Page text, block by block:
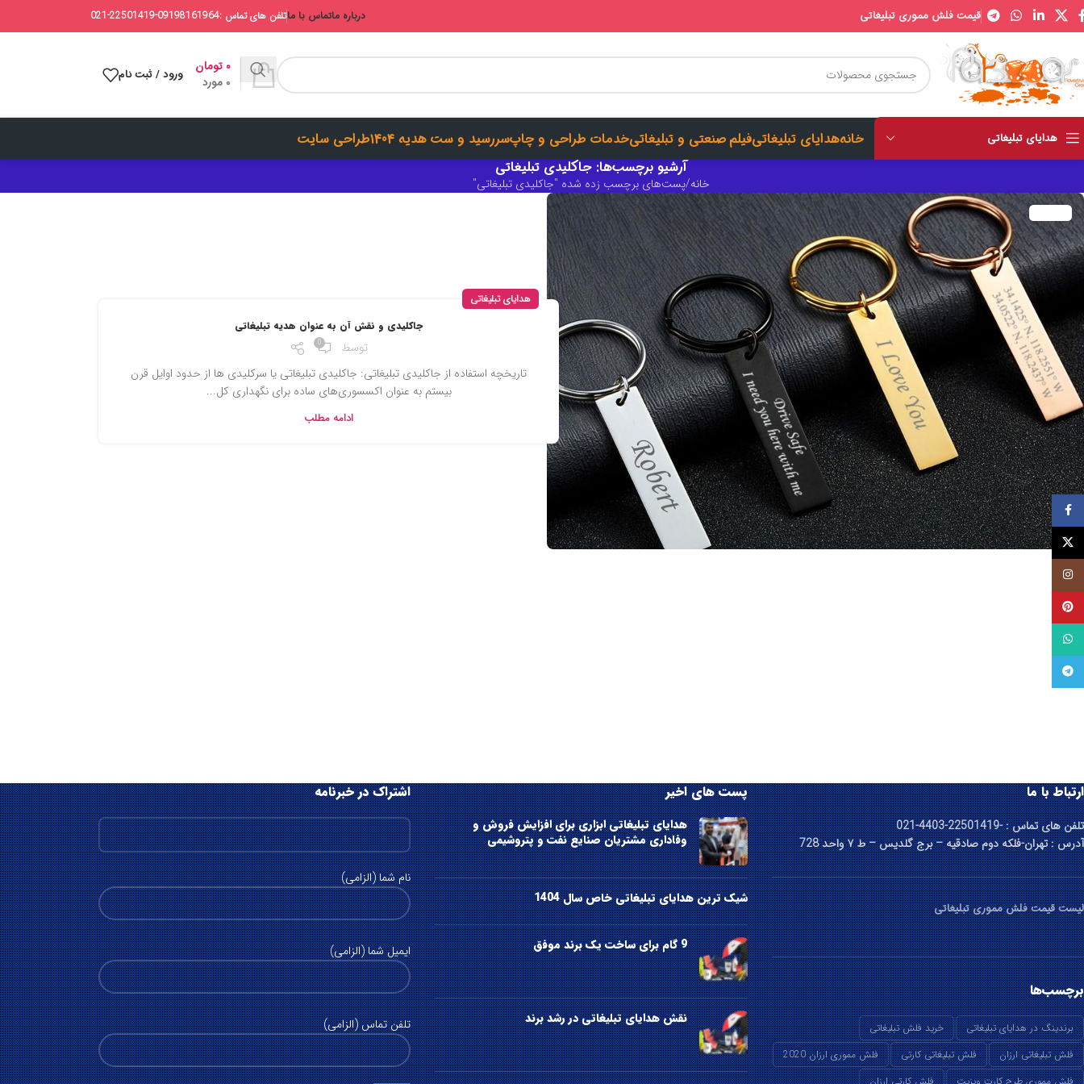
قیمت فلش مموری تبلیغاتی درباره ماتماس با ماتلفن های تماس :09198161964-22501419-021
0 مورد
۰ تومان ورود / ثبت نام
هدایای تبلیغاتی خانههدایای تبلیغاتیفیلم صنعتی و تبلیغاتیخدمات طراحی و چاپسررسید و ست هدیه 1404
طراحی سایت
آرشیو برچسب‌ها: جاکلیدی تبلیغاتی
خانه پست‌های برچسب زده شده "جاکلیدی تبلیغاتی"
هدایای تبلیغاتی
جاکلیدی و نقش آن به عنوان هدیه تبلیغاتی
توسط 0
تاریخچه استفاده از جاکلیدی تبلیغاتی: جاکلیدی‌ تبلیغاتی یا سرکلیدی ها از حدود اوایل قرن
بیستم به عنوان اکسسوری‌های ساده برای نگهداری کل...
ادامه مطلب
ارتباط با ما
تلفن های تماس : -22501419-4403-021
آدرس : تهران-فلکه دوم صادقیه – برج گلدیس – ط ۷ واحد 728
لیست قیمت فلش مموری تبلیغاتی
برچسب‌ها
برندینگ در هدایای تبلیغاتی
خرید فلش تبلیغاتی
فلش تبلیغاتی ارزان
فلش تبلیغاتی کارتی
فلش مموری ارزان 2020
پست های اخیر
هدایای تبلیغاتی ابزاری برای افزایش فروش و
وفاداری مشتریان صنایع نفت و پتروشیمی
شیک ترین هدایای تبلیغاتی خاص سال 1404
9 گام برای ساخت یک برند موفق
نقش هدایای تبلیغاتی در رشد برند
اشتراک در خبرنامه
نام شما (الزامی)
ایمیل شما (الزامی)
تلفن تماس (الزامی)
فيسبوک
توئیتر (X)